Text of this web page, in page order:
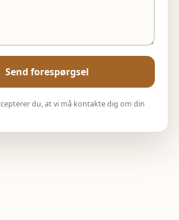
Send forespørgsel
du, at vi må kontakte dig om din